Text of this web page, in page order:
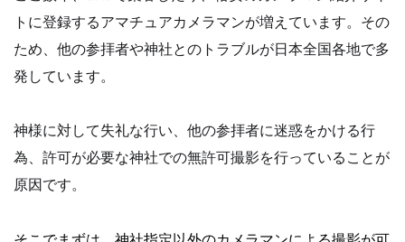
トに登録するアマチュアカメラマンが増えています。その
ため、他の参拝者や神社とのトラブルが日本全国各地で多
発しています。
神様に対して失礼な行い、他の参拝者に迷惑をかける行
為、許可が必要な神社での無許可撮影を行っていることが
原因です。